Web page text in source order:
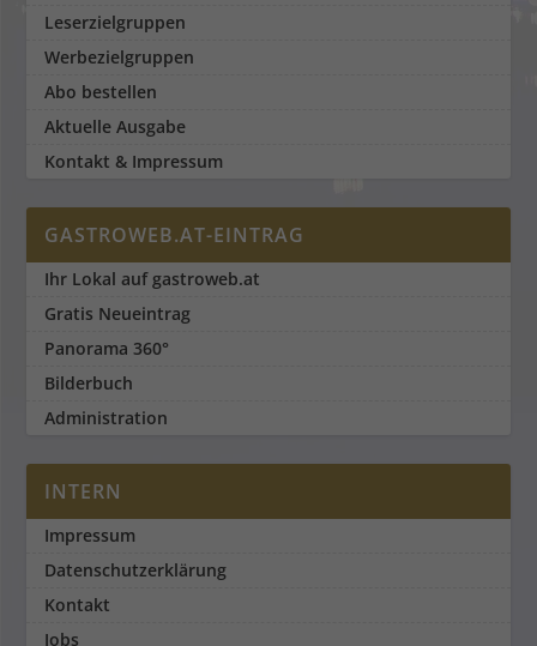
Leserzielgruppen
Werbezielgruppen
Abo bestellen
Aktuelle Ausgabe
Kontakt & Impressum
GASTROWEB.AT-EINTRAG
Ihr Lokal auf gastroweb.at
Gratis Neueintrag
Panorama 360°
Bilderbuch
Administration
INTERN
Impressum
Datenschutzerklärung
Kontakt
Jobs